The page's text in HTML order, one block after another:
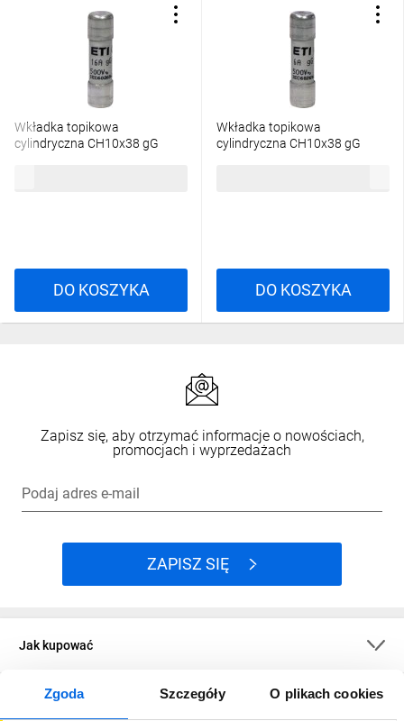
Zgoda Szczegóły O plikach cookies
Wkładka topikowa
cylindryczna CH10x38 gG
DO KOSZYKA
Wkładka topikowa
cylindryczna CH10x38 gG
DO KOSZYKA
Zapisz się, aby otrzymać informacje o nowościach,
promocjach i wyprzedażach
Podaj adres e-mail
ZAPISZ SIĘ
Jak kupować
O firmie